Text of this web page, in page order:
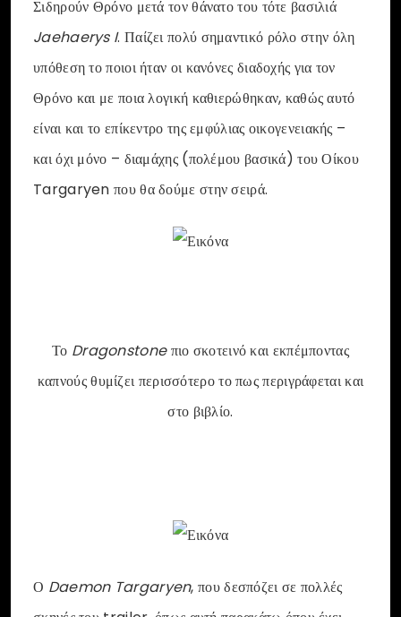
Σιδηρούν Θρόνο μετά τον θάνατο του τότε βασιλιά
Jaehaerys I. Παίζει πολύ σημαντικό ρόλο στην όλη
υπόθεση το ποιοι ήταν οι κανόνες διαδοχής για τον
Θρόνο και με ποια λογική καθιερώθηκαν, καθώς αυτό
είναι και το επίκεντρο της εμφύλιας οικογενειακής –
και όχι μόνο – διαμάχης (πολέμου βασικά) του Οίκου
Targaryen που θα δούμε στην σειρά.
Το Dragonstoneπιο σκοτεινό και εκπέμποντας
καπνούς θυμίζει περισσότερο το πως περιγράφεται και
στο βιβλίο.
Ο Daemon Targaryen, που δεσπόζει σε πολλές